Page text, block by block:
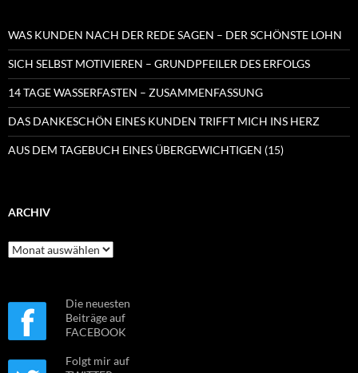
WAS KUNDEN NACH DER REDE SAGEN – DER SCHÖNSTE LOHN
SICH SELBST MOTIVIEREN – GRUNDPFEILER DES ERFOLGS
14 TAGE WASSERFASTEN – ZUSAMMENFASSUNG
DAS DANKESCHÖN EINES KUNDEN TRIFFT MICH INS HERZ
AUS DEM TAGEBUCH EINES ÜBERGEWICHTIGEN (15)
ARCHIV
Archiv
Die neuesten
Beiträge auf
FACEBOOK
Folgt mir auf